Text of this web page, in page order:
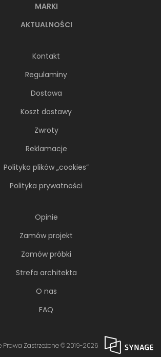
MARKI
AKTUALNOŚCI
Kontakt
Regulaminy
Dostawa
Koszt dostawy
Zwroty
Reklamacje
Polityka plików „cookies”
Polityka prywatności
Opinie
Zamów projekt
Zamów próbki
Strefa architekta
O nas
FAQ
Prawa Zastrzeżone © 2019-2026